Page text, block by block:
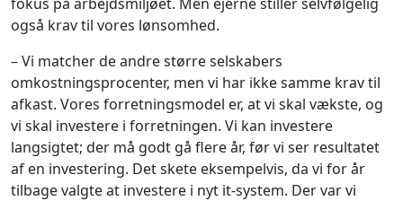
også krav til vores lønsomhed.
– Vi matcher de andre større selskabers
omkostningsprocenter, men vi har ikke samme krav til
afkast. Vores forretningsmodel er, at vi skal vækste, og
vi skal investere i forretningen. Vi kan investere
langsigtet; der må godt gå flere år, før vi ser resultatet
af en investering. Det skete eksempelvis, da vi for år
tilbage valgte at investere i nyt it-system. Der var vi